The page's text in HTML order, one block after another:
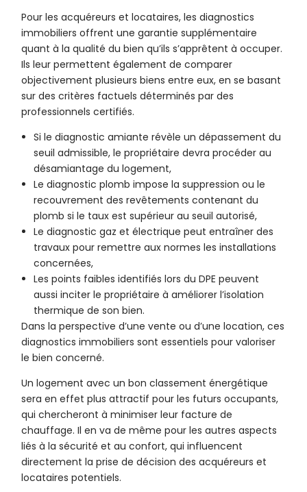
Pour les acquéreurs et locataires, les diagnostics
immobiliers offrent une garantie supplémentaire
quant à la qualité du bien qu’ils s’apprêtent à occuper.
Ils leur permettent également de comparer
objectivement plusieurs biens entre eux, en se basant
sur des critères factuels déterminés par des
professionnels certifiés.
Si le diagnostic amiante révèle un dépassement du
seuil admissible, le propriétaire devra procéder au
désamiantage du logement,
Le diagnostic plomb impose la suppression ou le
recouvrement des revêtements contenant du
plomb si le taux est supérieur au seuil autorisé,
Le diagnostic gaz et électrique peut entraîner des
travaux pour remettre aux normes les installations
concernées,
Les points faibles identifiés lors du DPE peuvent
aussi inciter le propriétaire à améliorer l’isolation
thermique de son bien.
Dans la perspective d’une vente ou d’une location, ces
diagnostics immobiliers sont essentiels pour valoriser
le bien concerné.
Un logement avec un bon classement énergétique
sera en effet plus attractif pour les futurs occupants,
qui chercheront à minimiser leur facture de
chauffage. Il en va de même pour les autres aspects
liés à la sécurité et au confort, qui influencent
directement la prise de décision des acquéreurs et
locataires potentiels.